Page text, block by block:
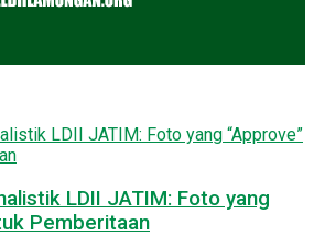
LDII JATIM: Foto yang
Pemberitaan